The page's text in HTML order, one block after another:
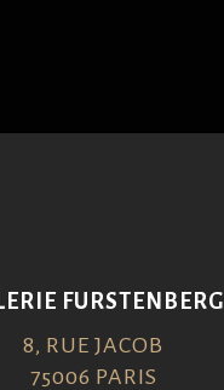
FURSTENBERG
8, RUE JACOB
75006 PARIS